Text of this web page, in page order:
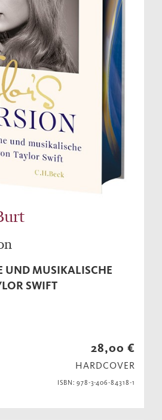
UND MUSIKALISCHE
SWIFT
28,00 €
HARDCOVER
ISBN: 978-3-406-84318-1